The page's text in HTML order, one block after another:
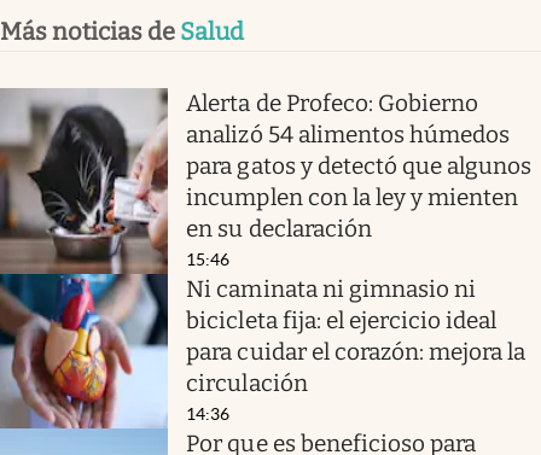
Más noticias de Salud
Alerta de Profeco: Gobierno
analizó 54 alimentos húmedos
para gatos y detectó que algunos
incumplen con la ley y mienten
en su declaración
15:46
Ni caminata ni gimnasio ni
bicicleta fija: el ejercicio ideal
para cuidar el corazón: mejora la
circulación
14:36
Por que es beneficioso para